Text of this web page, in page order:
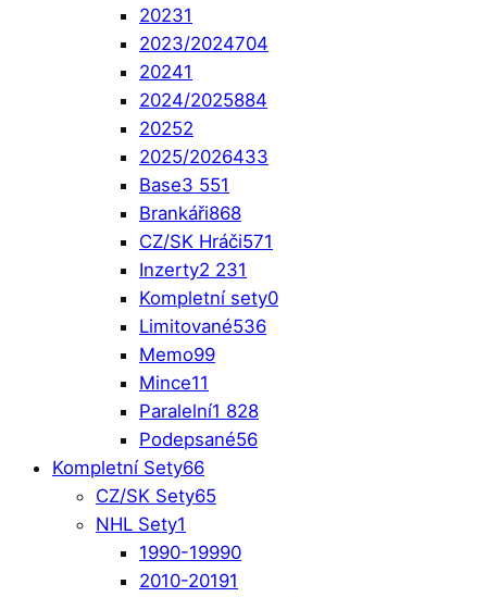
20231
2023/2024704
20241
2024/2025884
20252
2025/2026433
Base3 551
Brankáři868
CZ/SK Hráči571
Inzerty2 231
Kompletní sety0
Limitované536
Memo99
Mince11
Paralelní1 828
Podepsané56
Kompletní Sety66
CZ/SK Sety65
NHL Sety1
1990-19990
2010-20191